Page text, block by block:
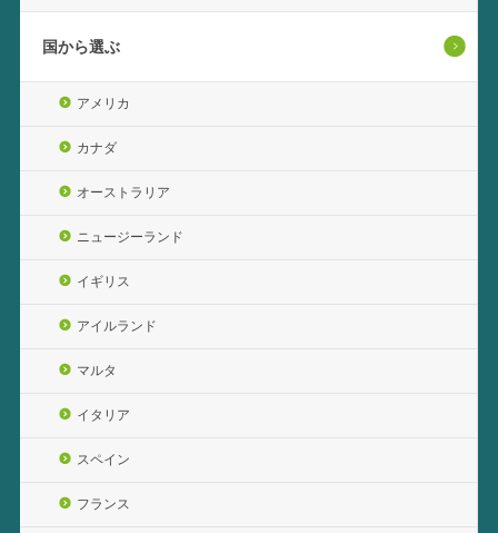
国から選ぶ
アメリカ
カナダ
オーストラリア
ニュージーランド
イギリス
アイルランド
マルタ
イタリア
スペイン
フランス